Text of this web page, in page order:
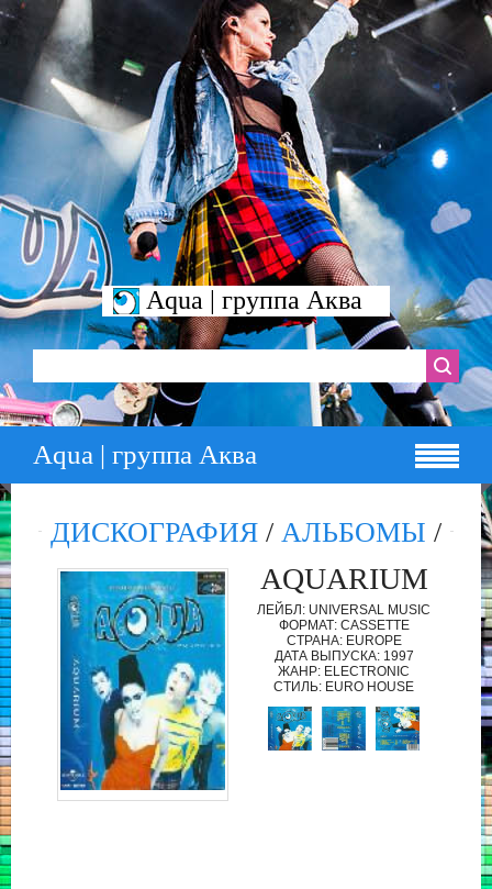
Aqua | группа Аква
Aqua | группа Аква
ДИСКОГРАФИЯ / АЛЬБОМЫ /
AQUARIUM
ЛЕЙБЛ: UNIVERSAL MUSIC
ФОРМАТ: CASSETTE
СТРАНА: EUROPE
ДАТА ВЫПУСКА: 1997
ЖАНР: ELECTRONIC
СТИЛЬ: EURO HOUSE